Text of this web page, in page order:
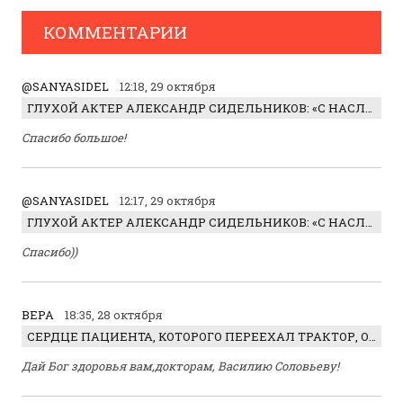
КОММЕНТАРИИ
@SANYASIDEL
12:18, 29 октября
ГЛУХОЙ АКТЕР АЛЕКСАНДР СИДЕЛЬНИКОВ: «С НАСЛАЖДЕНИЕМ ИГРАЛ ОТРИЦАТЕЛЬНОГО ГЕРОЯ!»
Спасибо большое!
@SANYASIDEL
12:17, 29 октября
ГЛУХОЙ АКТЕР АЛЕКСАНДР СИДЕЛЬНИКОВ: «С НАСЛАЖДЕНИЕМ ИГРАЛ ОТРИЦАТЕЛЬНОГО ГЕРОЯ!»
Спасибо))
ВЕРА
18:35, 28 октября
СЕРДЦЕ ПАЦИЕНТА, КОТОРОГО ПЕРЕЕХАЛ ТРАКТОР, ОБНАРУЖИЛИ… В ЖИВОТЕ
Дай Бог здоровья вам,докторам, Василию Соловьеву!